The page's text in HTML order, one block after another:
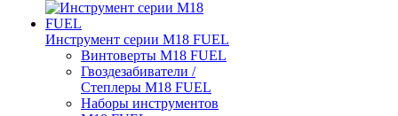
Инструмент серии M18 FUEL
Винтоверты M18 FUEL
Гвоздезабиватели /
Степлеры M18 FUEL
Наборы инструментов